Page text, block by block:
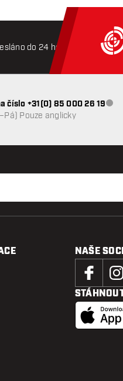
do 24 hodin
číslo +31(0) 85 000 26 19
Pouze anglicky
NAŠE